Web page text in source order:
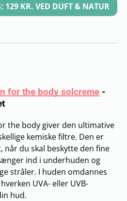
129 KR. VED DUFT & NATUR
for the body solcreme -
the body giver den ultimative
kemiske filtre. Den er
du skal beskytte den fine
ind i underhuden og
stråler. I huden omdannes
UVA- eller UVB-
hud.